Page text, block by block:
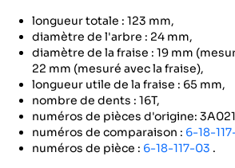
longueur totale : 123 mm,
diamètre de l'arbre : 24 mm,
diamètre de la fraise : 19 mm
22 mm (mesuré avec la fraise),
longueur utile de la fraise : 65 mm,
nombre de dents : 16T,
numéros de pièces d'origine:
numéros de comparaison : 6-18-
numéros de pièce : 6-18-117-03 .